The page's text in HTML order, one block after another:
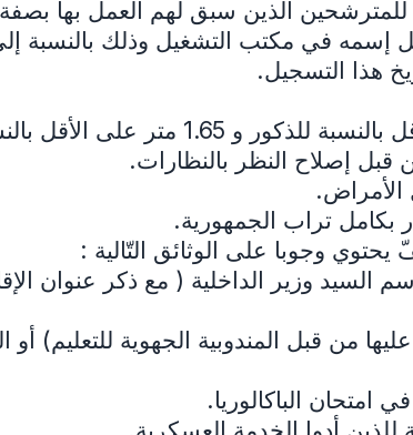
للمترشحين الذين سبق لهم العمل بها
في مكتب التشغيل وذلك بالنسبة
هذا التسجيل.
بكامل تراب الجمهورية.
وجوبا على الوثائق التّالية :
وزير الداخلية ( مع ذكر عنوان
من قبل المندوبية الجهوية للتعليم) أو
امتحان الباكالوريا.